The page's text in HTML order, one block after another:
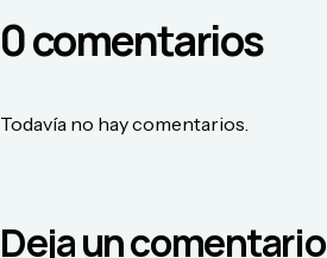
0comentarios
Todavía no hay comentarios.
Deja un comentario